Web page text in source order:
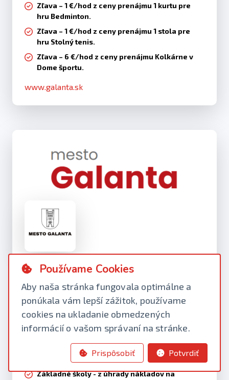
Zľava – 1 €/hod z ceny prenájmu 1 kurtu pre
hru Bedminton.
Zľava – 1 €/hod z ceny prenájmu 1 stola pre
hru Stolný tenis.
Zľava – 6 €/hod z ceny prenájmu Kolkárne v
Dome športu.
www.galanta.sk
Školské zariadenia Galanta
Materské školy - z úhrady výdavkov za
pobyt v materskej škole v zriaďovateľskej
pôsobnosti mesta Galanta
Základné umelecké školy - z úhrady
škole v zriaďovateľskej pôsobnosti mesta
Základné školy - z úhrady nákladov na
Používame Cookies
Aby naša stránka fungovala optimálne a
ponúkala vám lepší zážitok, používame
cookies na ukladanie obmedzených
informácií o vašom správaní na stránke.
Prispôsobiť Potvrdiť